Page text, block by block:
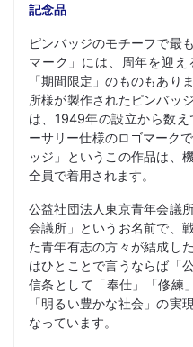
記念品
ピンバッジのモチーフで最
マーク」には、周年を迎
「期間限定」のものもあり
所様が製作されたピンバッ
は、1949年の設立から数
ーサリー仕様のロゴマーク
ッジ」というこの作品は、
全員で着用されます。
公益社団法人東京青年会議
会議所」というお名前で、
た青年有志の方々が結成し
はひとことで言うならば「
信条として「奉仕」「修練
「明るい豊かな社会」の実
なっています。